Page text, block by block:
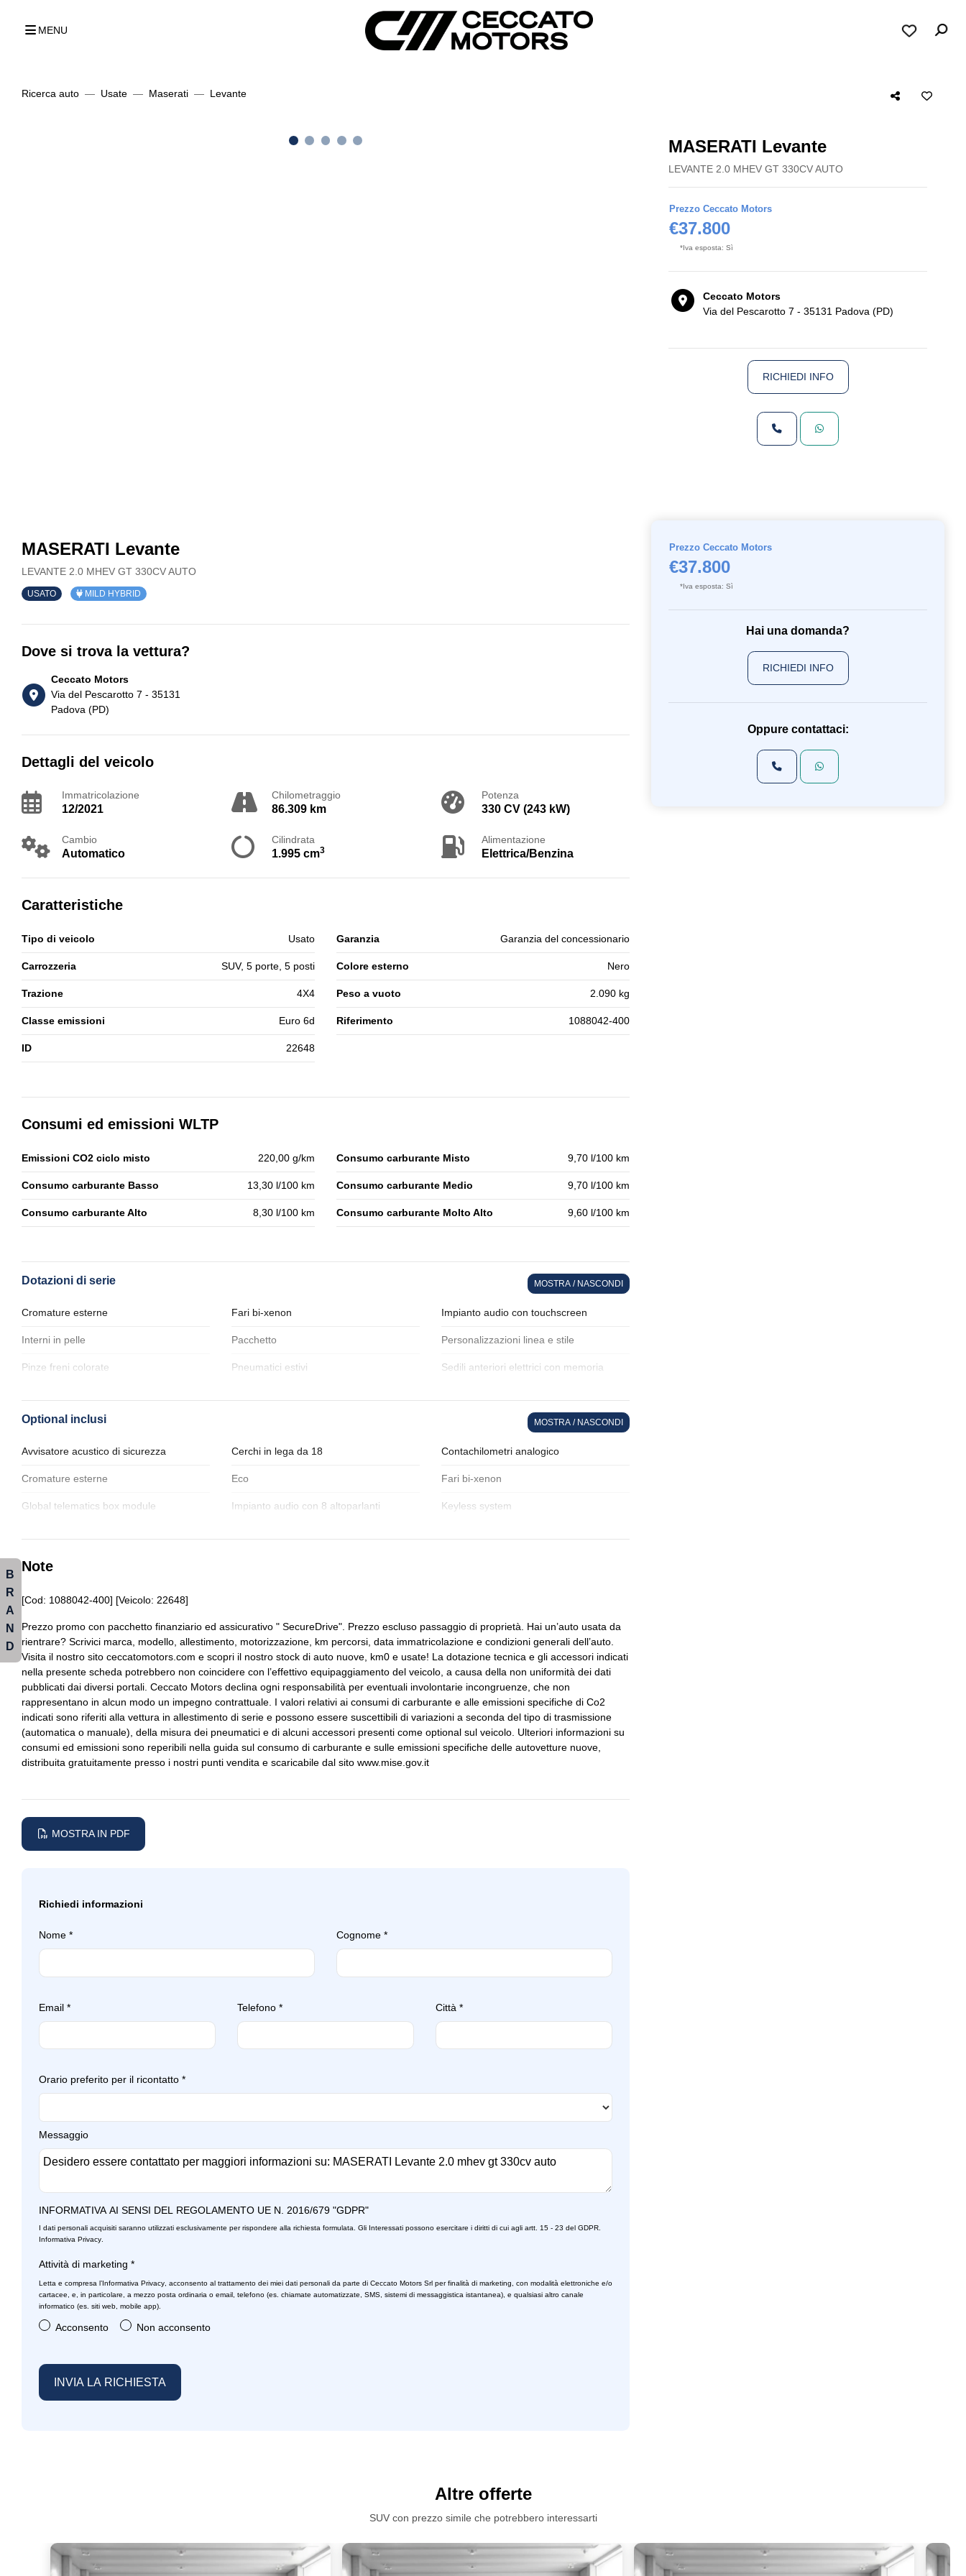
MENU
Ricerca auto Usate Maserati Levante
MASERATI Levante
LEVANTE 2.0 MHEV GT 330CV AUTO
Prezzo Ceccato Motors
€37.800
*Iva esposta: Sì
Ceccato Motors
Via del Pescarotto 7 - 35131 Padova (PD)
RICHIEDI INFO
MASERATI Levante
LEVANTE 2.0 MHEV GT 330CV AUTO
USATO MILD HYBRID
Dove si trova la vettura?
Ceccato Motors
Via del Pescarotto 7 - 35131
Padova (PD)
Dettagli del veicolo
Immatricolazione
12/2021
Chilometraggio
86.309 km
Potenza
330 CV (243 kW)
Cambio
Automatico
Cilindrata
1.995 cm3
Alimentazione
Elettrica/Benzina
Caratteristiche
Tipo di veicolo Usato Garanzia Garanzia del concessionario
Carrozzeria SUV, 5 porte, 5 posti Colore esterno Nero
Trazione 4X4 Peso a vuoto 2.090 kg
Classe emissioni Euro 6d Riferimento 1088042-400
ID 22648
Consumi ed emissioni WLTP
Emissioni CO2 ciclo misto 220,00 g/km Consumo carburante Misto 9,70 l/100 km
Consumo carburante Basso 13,30 l/100 km Consumo carburante Medio 9,70 l/100 km
Consumo carburante Alto 8,30 l/100 km Consumo carburante Molto Alto 9,60 l/100 km
Dotazioni di serie MOSTRA / NASCONDI
Cromature esterne Fari bi-xenon Impianto audio con touchscreen
Interni in pelle Pacchetto Personalizzazioni linea e stile
Pinze freni colorate Pneumatici estivi Sedili anteriori elettrici con memoria
Optional inclusi MOSTRA / NASCONDI
Avvisatore acustico di sicurezza Cerchi in lega da 18 Contachilometri analogico
Cromature esterne Eco Fari bi-xenon
Global telematics box module Impianto audio con 8 altoparlanti Keyless system
Pneumatici estivi
Spoiler posteriore Touchscreen Vetri ant
Volante in pelle Volante regolabile
Note
[Cod: 1088042-400] [Veicolo: 22648]
Prezzo promo con pacchetto finanziario ed assicurativo " SecureDrive". Prezzo escluso passaggio di proprietà. Hai un’auto usata da
rientrare? Scrivici marca, modello, allestimento, motorizzazione, km percorsi, data immatricolazione e condizioni generali dell’auto.
Visita il nostro sito ceccatomotors.com e scopri il nostro stock di auto nuove, km0 e usate! La dotazione tecnica e gli accessori indicati
nella presente scheda potrebbero non coincidere con l’effettivo equipaggiamento del veicolo, a causa della non uniformità dei dati
pubblicati dai diversi portali. Ceccato Motors declina ogni responsabilità per eventuali involontarie incongruenze, che non
rappresentano in alcun modo un impegno contrattuale. I valori relativi ai consumi di carburante e alle emissioni specifiche di Co2
indicati sono riferiti alla vettura in allestimento di serie e possono essere suscettibili di variazioni a seconda del tipo di trasmissione
(automatica o manuale), della misura dei pneumatici e di alcuni accessori presenti come optional sul veicolo. Ulteriori informazioni su
consumi ed emissioni sono reperibili nella guida sul consumo di carburante e sulle emissioni specifiche delle autovetture nuove,
distribuita gratuitamente presso i nostri punti vendita e scaricabile dal sito www.mise.gov.it
MOSTRA IN PDF
Richiedi informazioni
Nome * Cognome *
Email * Telefono * Città *
Orario preferito per il ricontatto *
Messaggio
INFORMATIVA AI SENSI DEL REGOLAMENTO UE N. 2016/679 "GDPR"
I dati personali acquisiti saranno utilizzati esclusivamente per rispondere alla richiesta formulata. Gli Interessati possono esercitare i diritti di cui agli artt. 15 - 23 del GDPR.
Informativa Privacy
Attività di marketing *
Letta e compresa l’Informativa Privacy , acconsento al trattamento dei miei dati personali da parte di Ceccato Motors Srl per finalità di marketing, con modalità elettroniche e/o
cartacee, e, in particolare, a mezzo posta ordinaria o email, telefono (es. chiamate automatizzate, SMS, sistemi di messaggistica istantanea), e qualsiasi altro canale
informatico (es. siti web, mobile app).
Acconsento Non acconsento
Prezzo Ceccato Motors
€37.800
*Iva esposta: Sì
Hai una domanda?
RICHIEDI INFO
Oppure contattaci:
Altre offerte
SUV con prezzo simile che potrebbero interessarti
B
R
A
N
D